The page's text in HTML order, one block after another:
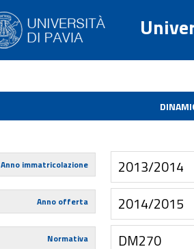
Anno immatricolazione 2013/2014
Anno offerta 2014/2015
Normativa DM270